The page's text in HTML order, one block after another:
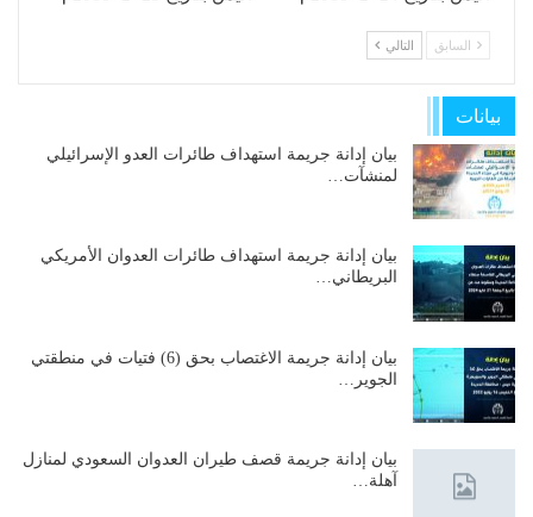
السابق التالي
بيانات
بيان إدانة جريمة استهداف طائرات العدو الإسرائيلي
لمنشآت…
بيان إدانة جريمة استهداف طائرات العدوان الأمريكي
البريطاني…
بيان إدانة جريمة الاغتصاب بحق (6) فتيات في منطقتي
الجوير…
بيان إدانة جريمة قصف طيران العدوان السعودي لمنازل
آهلة…